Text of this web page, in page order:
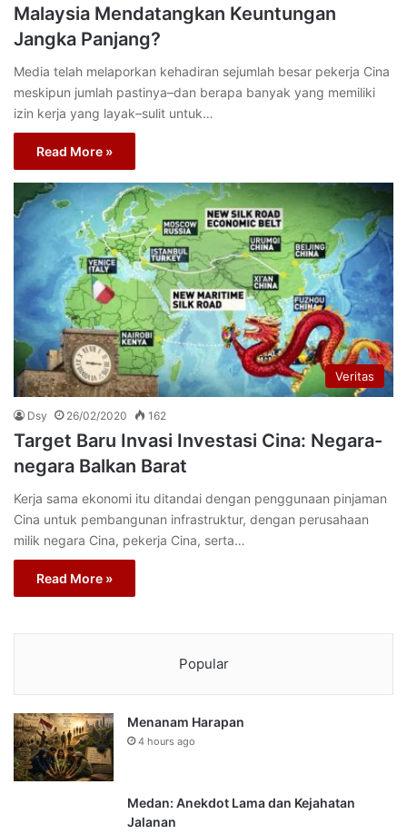
Malaysia Mendatangkan Keuntungan
Jangka Panjang?
Media telah melaporkan kehadiran sejumlah besar pekerja Cina
meskipun jumlah pastinya–dan berapa banyak yang memiliki
izin kerja yang layak–sulit untuk…
Read More »
Veritas
Dsy 26/02/2020 162
Target Baru Invasi Investasi Cina: Negara-
negara Balkan Barat
Kerja sama ekonomi itu ditandai dengan penggunaan pinjaman
Cina untuk pembangunan infrastruktur, dengan perusahaan
milik negara Cina, pekerja Cina, serta…
Read More »
Popular
Menanam Harapan
4 hours ago
Medan: Anekdot Lama dan Kejahatan
Jalanan